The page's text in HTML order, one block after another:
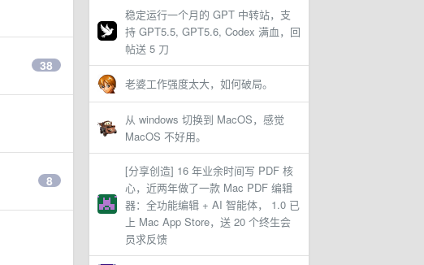
稳定运行一个月的 GPT 中转站，支
持 GPT5.5, GPT5.6, Codex 满血，回
帖送 5 刀
老婆工作强度太大，如何破局。
从 windows 切换到 MacOS，感觉
MacOS 不好用。
[分享创造] 16 年业余时间写 PDF 核
心，近两年做了一款 Mac PDF 编辑
器：全功能编辑 + AI 智能体， 1.0 已
上 Mac App Store，送 20 个终生会
员求反馈
38
8